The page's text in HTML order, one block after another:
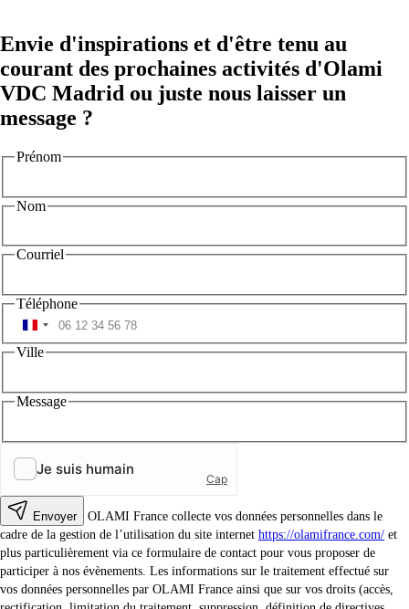
Envie d'inspirations et d'être tenu au
courant des prochaines activités d'Olami
VDC Madrid ou juste nous laisser un
message ?
Prénom
Nom
Courriel
Téléphone
Ville
Message
Envoyer
OLAMI France collecte vos données personnelles dans le
cadre de la gestion de l’utilisation du site internet https://olamifrance.com/ et
plus particulièrement via ce formulaire de contact pour vous proposer de
participer à nos évènements. Les informations sur le traitement effectué sur
vos données personnelles par OLAMI France ainsi que sur vos droits (accès,